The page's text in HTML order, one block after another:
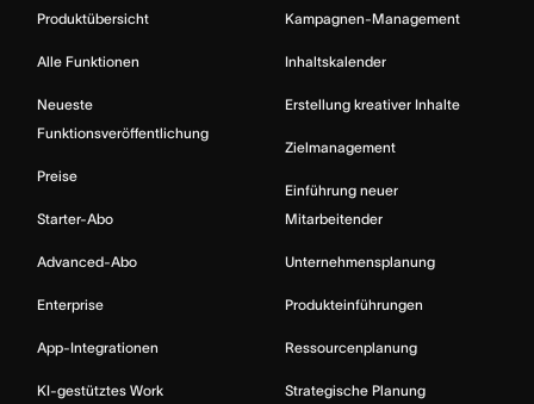
Produktübersicht
Alle Funktionen
Neueste
Funktionsveröffentlichung
Preise
Starter-Abo
Advanced-Abo
Enterprise
App-Integrationen
KI-gestütztes Work
Kampagnen-Management
Inhaltskalender
Erstellung kreativer Inhalte
Zielmanagement
Einführung neuer
Mitarbeitender
Unternehmensplanung
Produkteinführungen
Ressourcenplanung
Strategische Planung